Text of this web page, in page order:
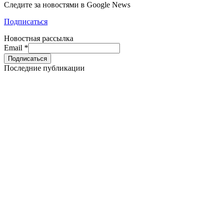
Следите за новостями в Google News
Подписаться
Новостная рассылка
Email *
Последние публикации